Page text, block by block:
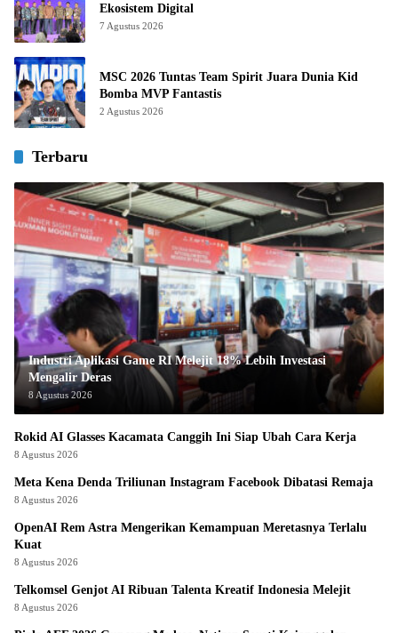
Ekosistem Digital
7 Agustus 2026
MSC 2026 Tuntas Team Spirit Juara Dunia Kid
Bomba MVP Fantastis
2 Agustus 2026
Terbaru
Industri Aplikasi Game RI Melejit 18% Lebih Investasi
Mengalir Deras
8 Agustus 2026
Rokid AI Glasses Kacamata Canggih Ini Siap Ubah Cara Kerja
8 Agustus 2026
Meta Kena Denda Triliunan Instagram Facebook Dibatasi Remaja
8 Agustus 2026
OpenAI Rem Astra Mengerikan Kemampuan Meretasnya Terlalu
Kuat
8 Agustus 2026
Telkomsel Genjot AI Ribuan Talenta Kreatif Indonesia Melejit
8 Agustus 2026